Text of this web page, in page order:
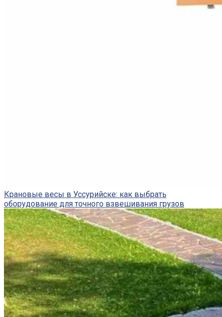
Крановые весы в Уссурийске: как выбрать
оборудование для точного взвешивания грузов